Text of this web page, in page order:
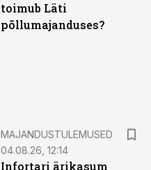
toimub Läti
põllumajanduses?
MAJANDUSTULEMUSED
04.08.26, 12:14
Infortari ärikasum